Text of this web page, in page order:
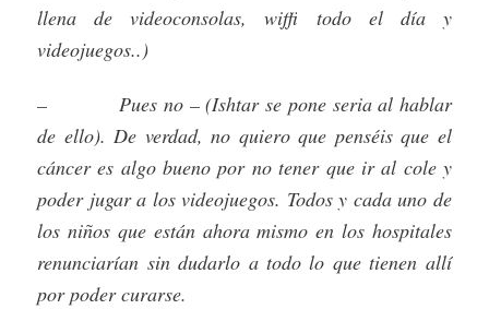
llena de videoconsolas, wiffi todo el día y
videojuegos..)
– Pues no – (Ishtar se pone seria al hablar
de ello). De verdad, no quiero que penséis que el
cáncer es algo bueno por no tener que ir al cole y
poder jugar a los videojuegos. Todos y cada uno de
los niños que están ahora mismo en los hospitales
renunciarían sin dudarlo a todo lo que tienen allí
por poder curarse.